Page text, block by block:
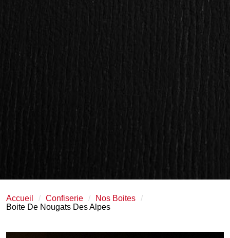
Accueil Confiserie
Nos Boites
Boite De Nougats Des Alpes